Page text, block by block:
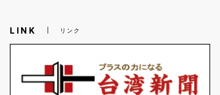
LINK リンク